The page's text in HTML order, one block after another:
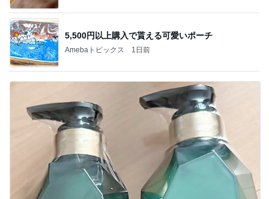
5,500円以上購入で貰える可愛いポーチ
Amebaトピックス 1日前